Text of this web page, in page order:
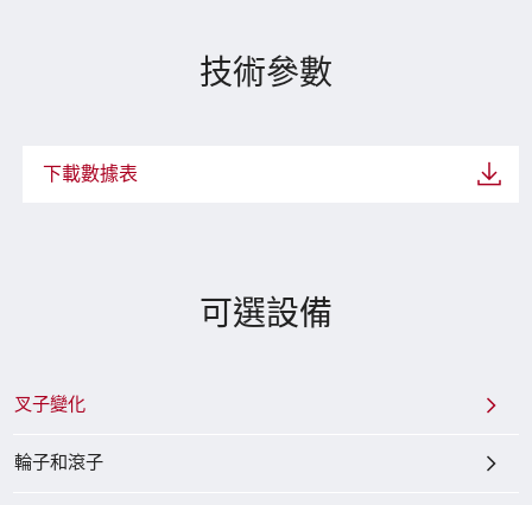
技術參數
下載數據表
可選設備
叉子變化
輪子和滾子